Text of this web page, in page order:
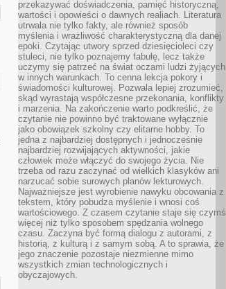
przekazywać doświadczenia, pamięć historyczną,
wartości i opowieści o dawnych realiach. Literatura
utrwala nie tylko fakty, ale również sposób
myślenia i wrażliwość charakterystyczną dla danej
epoki. Czytając utwory sprzed dziesięcioleci czy
stuleci, nie tylko poznajemy fabułę, lecz także
uczymy się patrzeć na świat oczami ludzi żyjących
w innych warunkach. To cenna lekcja pokory i
świadomości kulturowej. Pozwala lepiej zrozumieć,
skąd wyrastają współczesne przekonania, konflikty
i marzenia. Na zakończenie warto podkreślić, że
czytanie nie powinno być traktowane wyłącznie
jako obowiązek szkolny czy elitarne hobby. To
jedna z najbardziej dostępnych i jednocześnie
najbardziej rozwijających aktywności, jakie
człowiek może włączyć do swojego życia. Nie
trzeba od razu zaczynać od wielkich klasyków ani
narzucać sobie surowych planów lekturowych.
Najważniejsze jest wyrobienie nawyku obcowania z
tekstem, który pobudza myślenie i wnosi coś
wartościowego. Z czasem czytanie staje się czymś
więcej niż tylko sposobem spędzania wolnego
czasu. Zaczyna być formą dialogu z autorami, z
historią, z kulturą i z samym sobą. A to sprawia, że
jego znaczenie pozostaje niezmienne mimo
wszystkich zmian technologicznych i
obyczajowych.